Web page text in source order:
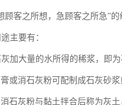
顾客之所想，急顾客之所急”的
主要有：
加大量的水所得的稀浆，即
或消石灰粉可配制成石灰砂
石灰粉与黏土拌合后称为灰